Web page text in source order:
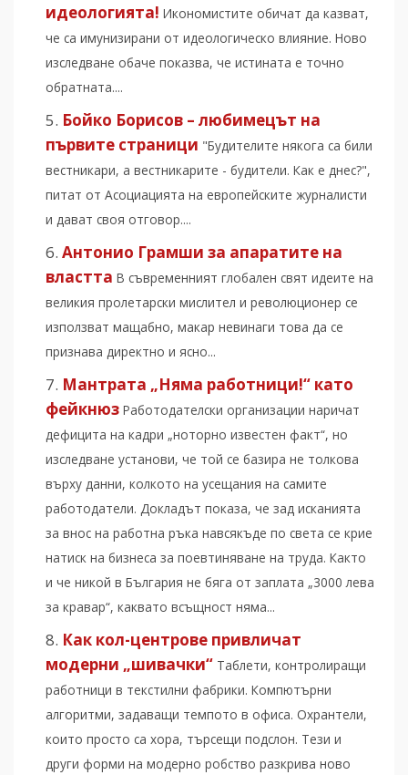
идеологията! Икономистите обичат да казват,
че са имунизирани от идеологическо влияние. Ново
изследване обаче показва, че истината е точно
обратната....
Бойко Борисов – любимецът на
първите страници "Будителите някога са били
вестникари, а вестникарите - будители. Как е днес?",
питат от Асоциацията на европейските журналисти
и дават своя отговор....
Антонио Грамши за апаратите на
властта В съвременният глобален свят идеите на
великия пролетарски мислител и революционер се
използват мащабно, макар невинаги това да се
признава директно и ясно...
Мантрата „Няма работници!“ като
фейкнюз Работодателски организации наричат
дефицита на кадри „ноторно известен факт“, но
изследване установи, че той се базира не толкова
върху данни, колкото на усещания на самите
работодатели. Докладът показа, че зад исканията
за внос на работна ръка навсякъде по света се крие
натиск на бизнеса за поевтиняване на труда. Както
и че никой в България не бяга от заплата „3000 лева
за кравар“, каквато всъщност няма...
Как кол-центрове привличат
модерни „шивачки“ Таблети, контролиращи
работници в текстилни фабрики. Компютърни
алгоритми, задаващи темпото в офиса. Охрантели,
които просто са хора, търсещи подслон. Тези и
други форми на модерно робство разкрива ново